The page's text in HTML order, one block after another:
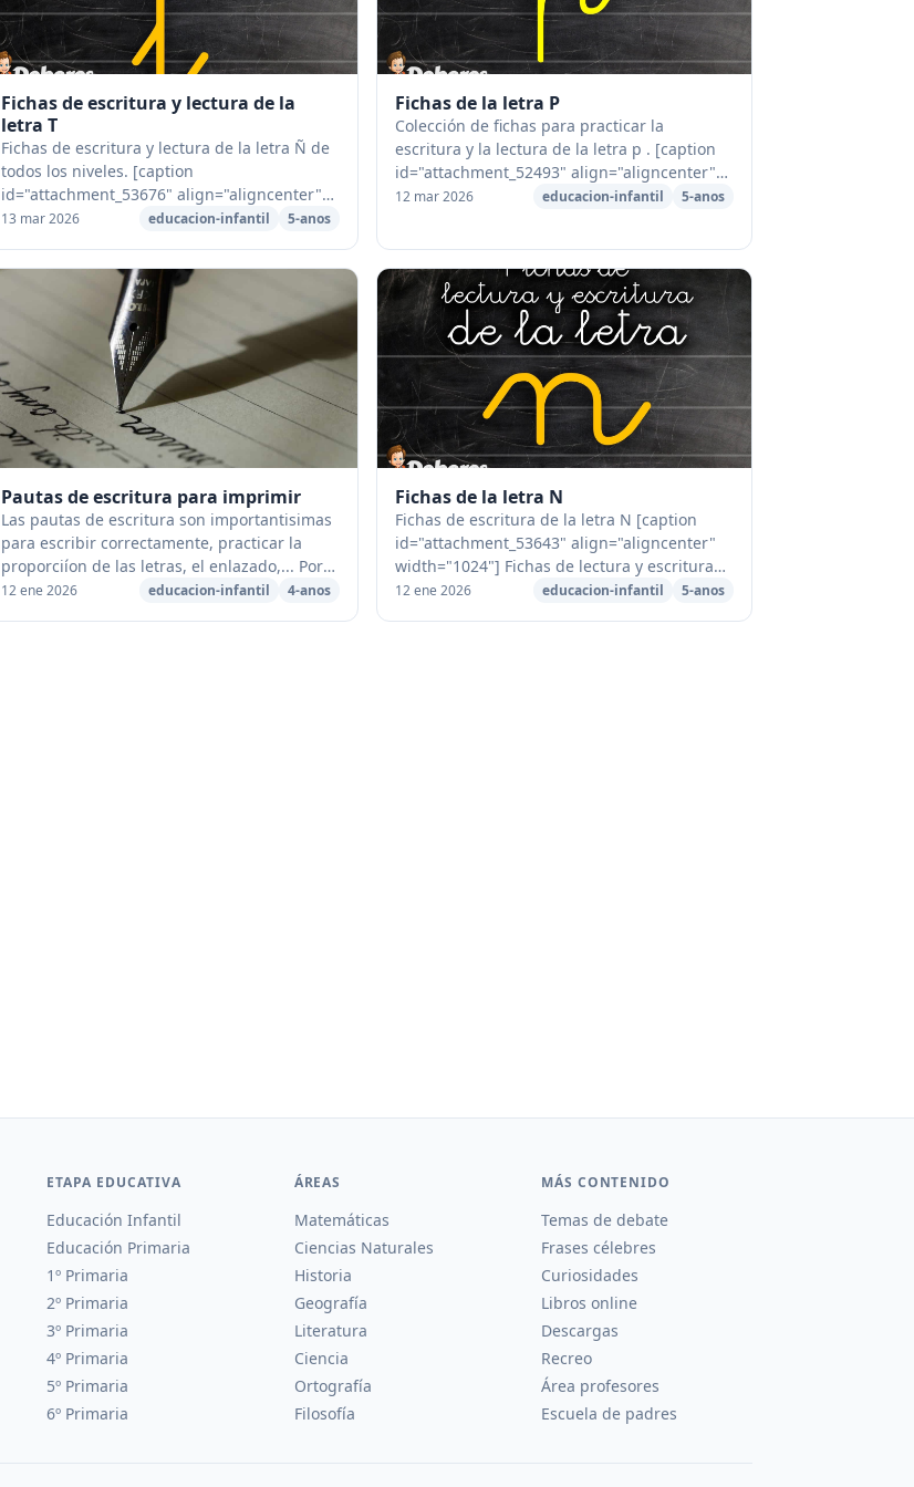
Fichas de escritura y lectura de la
letra T
Fichas de escritura y lectura de la letra Ñ de
todos los niveles. [caption
id="attachment_53676" align="aligncenter"
width="1024"] Fichas de lectura y escritura
13 mar 2026 educacion-infantil 5-anos
Fichas de la letra P
Colección de fichas para practicar la
escritura y la lectura de la letra p . [caption
id="attachment_52493" align="aligncenter"
width="600"] Fichas de la letra p[/caption]
12 mar 2026 educacion-infantil 5-anos
Pautas de escritura para imprimir
Las pautas de escritura son importantisimas
para escribir correctamente, practicar la
proporciíon de las letras, el enlazado,... Por
esto hemos creado una clección de fichas en
12 ene 2026 educacion-infantil 4-anos
Fichas de la letra N
Fichas de escritura de la letra N [caption
id="attachment_53643" align="aligncenter"
width="1024"] Fichas de lectura y escritura
de la letra N[/caption] [caption
12 ene 2026 educacion-infantil 5-anos
ETAPA EDUCATIVA
Educación Infantil
Educación Primaria
1º Primaria
2º Primaria
3º Primaria
4º Primaria
5º Primaria
6º Primaria
ÁREAS
Matemáticas
Ciencias Naturales
Historia
Geografía
Literatura
Ciencia
Ortografía
Filosofía
MÁS CONTENIDO
Temas de debate
Frases célebres
Curiosidades
Libros online
Descargas
Recreo
Área profesores
Escuela de padres